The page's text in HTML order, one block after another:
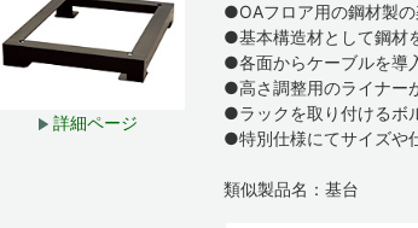
詳細ページ
●OAフロア用の鋼材製の
●基本構造材として鋼材
●各面からケーブルを導
●高さ調整用のライナー
●ラックを取り付けるボ
●特別仕様にてサイズや
類似製品名：基台